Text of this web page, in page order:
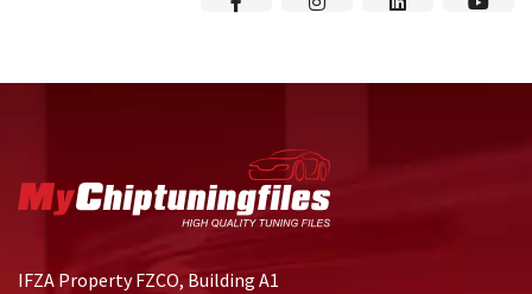
IFZA Property FZCO, Building A1